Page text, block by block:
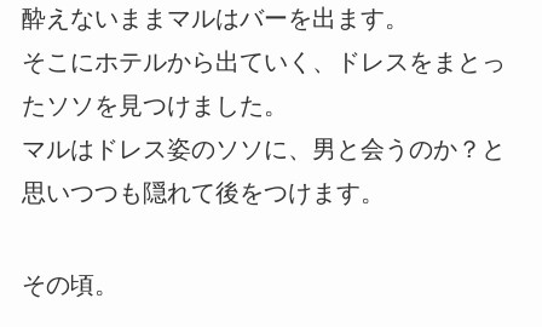
酔えないままマルはバーを出ます。
そこにホテルから出ていく、ドレスをまとっ
たソソを見つけました。
マルはドレス姿のソソに、男と会うのか？と
思いつつも隠れて後をつけます。
その頃。